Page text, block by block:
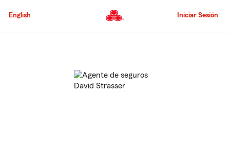
al
principal
English Iniciar Sesión